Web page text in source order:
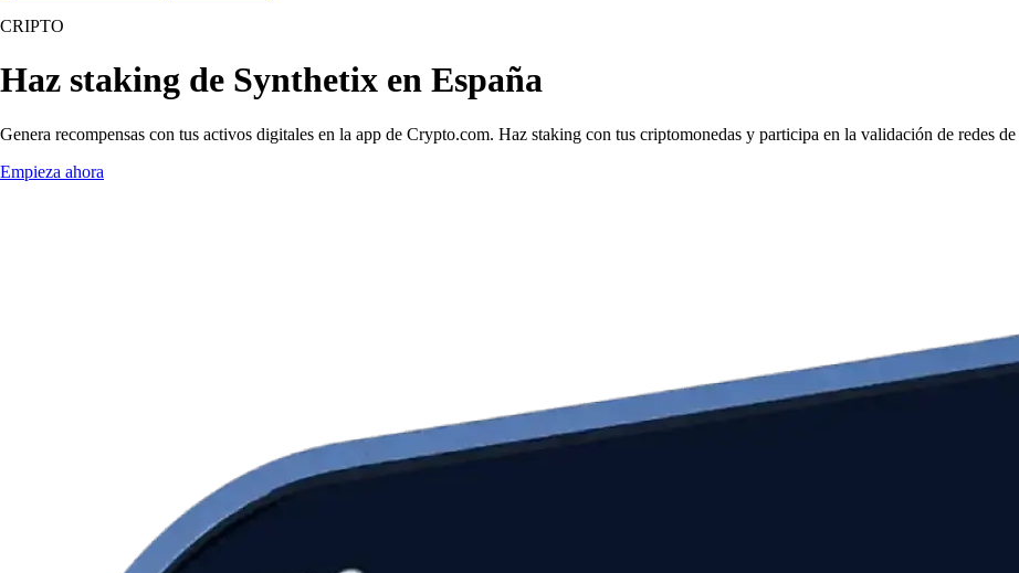
CRIPTO
Haz staking de Synthetix en España
Genera recompensas con tus activos digitales en la app de Crypto.com. Haz staking con tus criptomonedas y participa en la validación de redes
Empieza ahora